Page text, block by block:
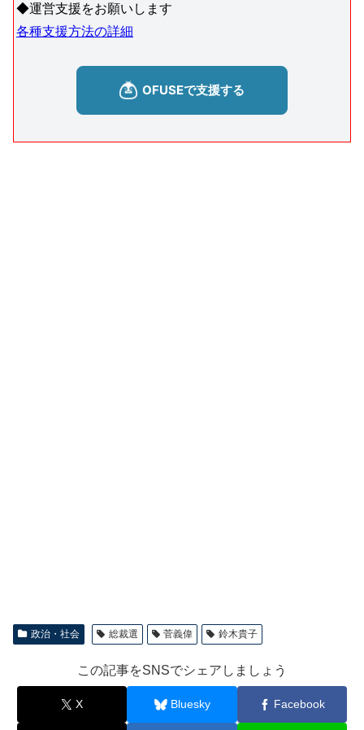
◆運営支援をお願いします
各種支援方法の詳細
政治・社会 総裁選 菅義偉 鈴木貴子
この記事をSNSでシェアしましょう
X Bluesky Facebook